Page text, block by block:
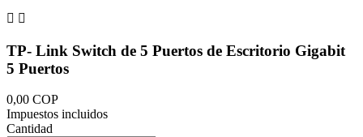
 
TP- Link Switch de 5 Puertos de Escritorio Gigabit
5 Puertos
0,00 COP
Impuestos incluidos
Cantidad